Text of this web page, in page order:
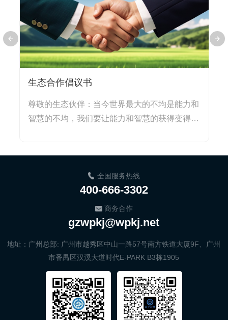
生态合作倡议书
尊敬的生态伙伴：当今世界最大的不均是能力和
智慧的不均，我们要让能力和智慧的获得变得更
全国服务热线
400-666-3302
商务合作
gzwpkj@wpkj.net
地址：广州总部: 广州市越秀区中山一路57号南方铁道大厦9F、广州
市番禺区汉溪大道时代E-PARK B3栋1905